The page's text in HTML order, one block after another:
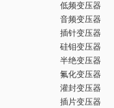
低频变压器
音频变压器
插针变压器
硅钼变压器
半绝变压器
氟化变压器
灌封变压器
插片变压器